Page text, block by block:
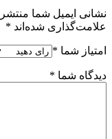
نشانی ایمیل شما
علامت‌گذاری شده‌اند *
امتیاز شما *
دیدگاه شما *